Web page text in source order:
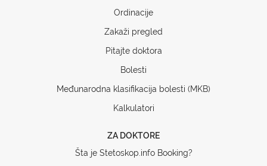
Ordinacije
Zakaži pregled
Pitajte doktora
Bolesti
Međunarodna klasifikacija bolesti (MKB)
Kalkulatori
ZA DOKTORE
Šta je Stetoskop.info Booking?